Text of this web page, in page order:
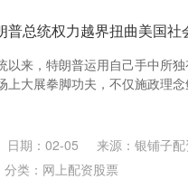
普总统权力越界扭曲美国社
以来，特朗普运用自己手中所
上大展拳脚功夫，不仅施政理
日期：02-05
来源：银铺子
分类： 网上配资股票
-0.24% 沪